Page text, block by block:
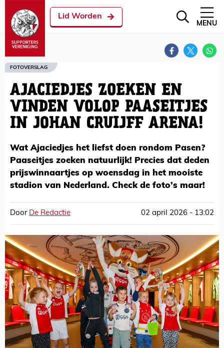
Lid Worden
MENU
FOTOVERSLAG
AJACIEDJES ZOEKEN EN
VINDEN VOLOP PAASEITJES
IN JOHAN CRUIJFF ARENA!
Wat Ajaciedjes het liefst doen rondom Pasen?
Paaseitjes zoeken natuurlijk! Precies dat deden
prijswinnaartjes op woensdag in het mooiste
stadion van Nederland. Check de foto’s maar!
Door De Redactie 02 april 2026 - 13:02